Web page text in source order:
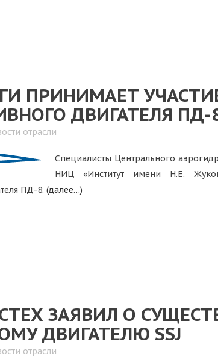
ПРИНИМАЕТ
ДВИГАТЕЛЯ ПД-
отрасли
Специалисты Центрального
НИЦ «Институт имени Н.Е.
ПД-8. (далее…)
ЗАЯВИЛ О
ДВИГАТЕЛЮ SSJ
отрасли